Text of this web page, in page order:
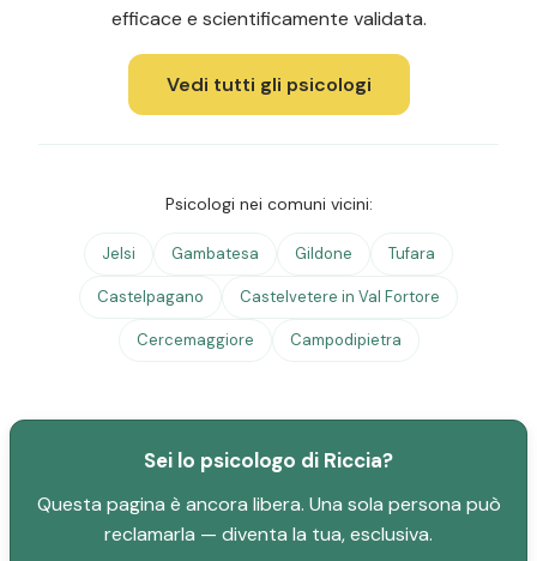
efficace e scientificamente validata.
Vedi tutti gli psicologi
Psicologi nei comuni vicini:
Jelsi Gambatesa Gildone Tufara
Castelpagano Castelvetere in Val Fortore
Cercemaggiore Campodipietra
Sei lo psicologo di Riccia?
Questa pagina è ancora libera. Una sola persona può
reclamarla — diventa la tua, esclusiva.